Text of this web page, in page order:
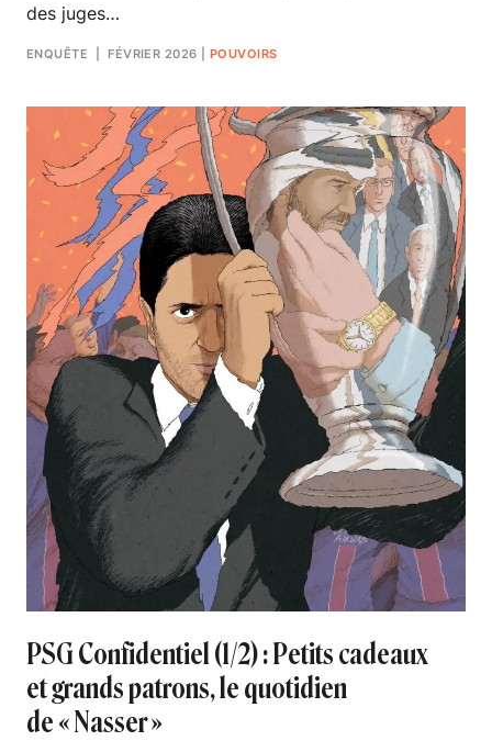
des juges…
ENQUÊTE | FÉVRIER 2026 POUVOIRS
PSG Confidentiel (1/2) : Petits cadeaux
et grands patrons, le quotidien
de « Nasser »